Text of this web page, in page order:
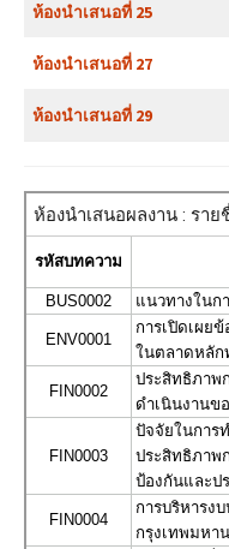
ห้องนำเสนอที่ 25
ห้องนำเสนอที่ 27
ห้องนำเสนอที่ 29